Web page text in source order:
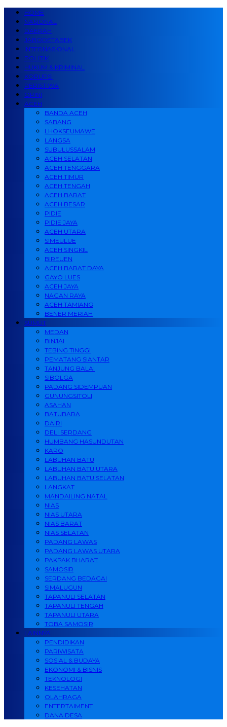
HOME
NASIONAL
DAERAH
JABODETABEK
INTERNASIONAL
POLITIK
HUKUM & KRIMINAL
KORUPSI
PERISTIWA
OPINI
ACEH
BANDA ACEH
SABANG
LHOKSEUMAWE
LANGSA
SUBULUSSALAM
ACEH SELATAN
ACEH TENGGARA
ACEH TIMUR
ACEH TENGAH
ACEH BARAT
ACEH BESAR
PIDIE
PIDIE JAYA
ACEH UTARA
SIMEULUE
ACEH SINGKIL
BIREUEN
ACEH BARAT DAYA
GAYO LUES
ACEH JAYA
NAGAN RAYA
ACEH TAMIANG
BENER MERIAH
SUMUT
MEDAN
BINJAI
TEBING TINGGI
PEMATANG SIANTAR
TANJUNG BALAI
SIBOLGA
PADANG SIDEMPUAN
GUNUNGSITOLI
ASAHAN
BATUBARA
DAIRI
DELI SERDANG
HUMBANG HASUNDUTAN
KARO
LABUHAN BATU
LABUHAN BATU UTARA
LABUHAN BATU SELATAN
LANGKAT
MANDAILING NATAL
NIAS
NIAS UTARA
NIAS BARAT
NIAS SELATAN
PADANG LAWAS
PADANG LAWAS UTARA
PAKPAK BHARAT
SAMOSIR
SERDANG BEDAGAI
SIMALUGUN
TAPANULI SELATAN
TAPANULI TENGAH
TAPANULI UTARA
TOBA SAMOSIR
LAINNYA
PENDIDIKAN
PARIWISATA
SOSIAL & BUDAYA
EKONOMI & BISNIS
TEKNOLOGI
KESEHATAN
OLAHRAGA
ENTERTAIMENT
DANA DESA